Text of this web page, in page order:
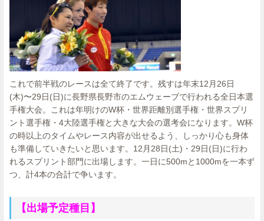
これで前半戦のレースは全て終了です。残すは年末12月26日
(木)〜29日(日)に長野県長野市のエムウェーブで行われる全日本選
手権大会。これは年明けのW杯・世界距離別選手権・世界スプリ
ント選手権・4大陸選手権と大きな大会の選考会になります。W杯
の時以上のタイムやレース内容が出せるよう、しっかり心も身体
も準備していきたいと思います。12月28日(土)・29日(日)に行わ
れるスプリント部門に出場します。一日に500mと1000mを一本ず
つ、計4本の合計で争います。
【出場予定種目】